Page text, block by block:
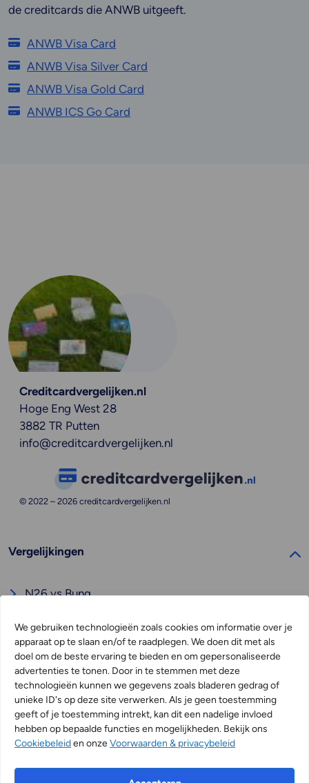
We gebruiken technologieën zoals cookies om informatie over je
apparaat op te slaan en/of te raadplegen. We doen dit met als
doel om de beste ervaring te bieden en om gepersonaliseerde
advertenties te tonen. Door in te stemmen met deze
technologieën kunnen we gegevens zoals bladeren gedrag of
unieke ID's op deze site verwerken. Als je geen toestemming
geeft of je toestemming intrekt, kan dit een nadelige invloed
hebben op bepaalde functies en mogelijkheden. Bekijk ons
Cookiebeleiden onzeVoorwaarden & privacybeleid
de creditcards die ANWB uitgeeft.
ANWB Visa Card
ANWB Visa Silver Card
ANWB Visa Gold Card
ANWB ICS Go Card
Creditcardvergelijken.nl
Hoge Eng West 28
3882 TR Putten
info@creditcardvergelijken.nl
© 2022 – 2026 creditcardvergelijken.nl
Vergelijkingen
N26 vs Bunq
Wise vs Revolut
Bunq vs ABN Amro
Bunq vs Revolut